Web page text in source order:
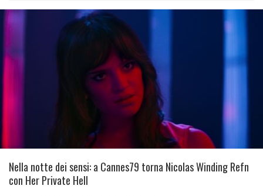
Nella notte dei sensi: a Cannes79 torna Nicolas Winding Refn
con Her Private Hell